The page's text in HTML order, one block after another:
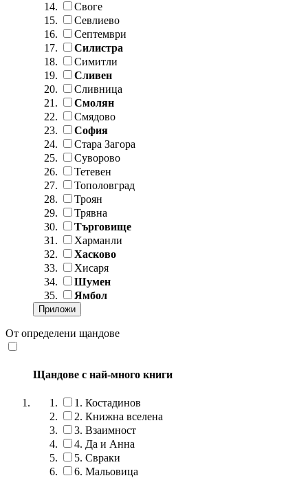
Своге
Севлиево
Септември
Силистра
Симитли
Сливен
Сливница
Смолян
Смядово
София
Стара Загора
Суворово
Тетевен
Тополовград
Троян
Трявна
Търговище
Харманли
Хасково
Хисаря
Шумен
Ямбол
От определени щандове
Щандове с най-много книги
1. Костадинов
2. Книжна вселена
3. Взаимност
4. Да и Анна
5. Свраки
6. Мальовица